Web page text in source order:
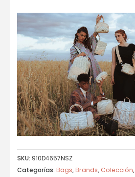
SKU: 910D4657NSZ
Categorías: Bags,Brands, Colección,